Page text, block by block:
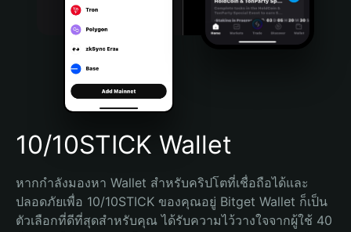
Português (Brasil)
Español (Argentina)
10/10STICK Wallet
หากกำลังมองหา Wallet สำหรับคริปโตที่เชื่อถือได้และ
ปลอดภัยเพื่อ 10/10STICK ของคุณอยู่ Bitget Wallet ก็เป็น
ตัวเลือกที่ดีที่สุดสำหรับคุณ ได้รับความไว้วางใจจากผู้ใช้ 40